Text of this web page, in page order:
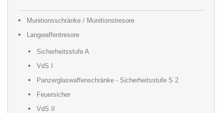
Munitionsschränke / Munitionstresore
Langwaffentresore
Sicherheitsstufe A
VdS I
Panzerglaswaffenschränke - Sicherheitsstufe S 2
Feuersicher
VdS II